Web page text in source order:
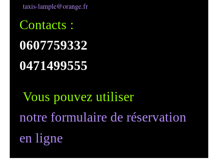
taxis-lample@orange.fr
Contacts :
0607759332
0471499555
Vous pouvez utiliser
notre formulaire de réservation
en ligne